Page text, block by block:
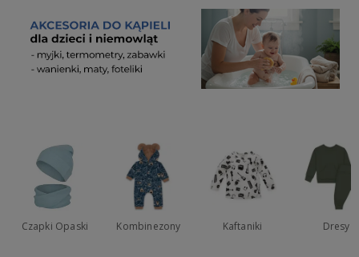
Czapki Opaski Kombinezony Kaftaniki Dresy